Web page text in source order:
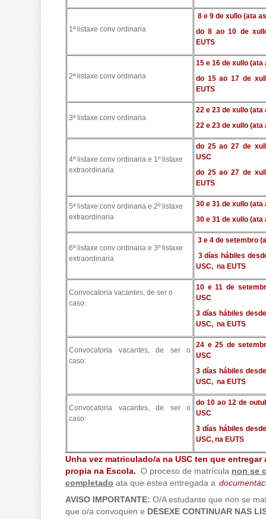
1ª listaxe conv ordinaria
8 e 9 de xullo (ata
do 8 ao 10 de
EUTS
2ª listaxe conv ordinaria
15 e 16 de xullo (ata
do 15 ao 17 de
EUTS
3ª listaxe conv ordinaria
22 e 23 de xullo (ata
22 e 23 de xullo (ata
4ª listaxe conv ordinaria e 1º listaxe
extraordinaria
do 25 ao 27 de
USC
do 25 ao 27 de
EUTS
5ª listaxe:conv ordinaria e 2º listaxe
extraordinaria
30 e 31 de xullo (ata
30 e 31 de xullo (ata
6ª listaxe conv ordinaria e 3º listaxe
extraordinaria
3 e 4 de setembro
3 días hábiles
USC, na EUTS
Convocatoria vacantes, de ser o
caso.
10 e 11 de
USC
3 días hábiles
USC, na EUTS
Convocatoria vacantes, de ser o
caso:
24 e 25 de
USC
3 días hábiles
USC, na EUTS
Convocatoria vacantes, de ser o
caso:
do 10 ao 12 de
USC
3 días hábiles
USC, na EUTS
Unha vez matriculado/a na USC ten que
propia na Escola. O proceso de matrícula non se
completado ata que estea entregada a
AVISO IMPORTANTE: O/A estudante que non se
que o/a convoquen e DESEXE CONTINUAR NAS